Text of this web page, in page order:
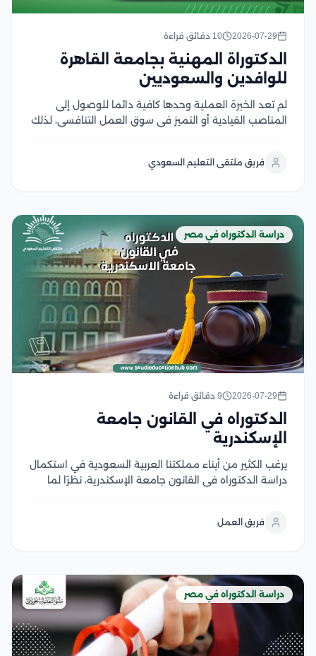
2026-07-29 10 دقائق قراءة
الدكتوراة المهنية بجامعة القاهرة
للوافدين والسعوديين
لم تعد الخبرة العملية وحدها كافية دائما للوصول إلى
المناصب القيادية أو التميز في سوق العمل التنافسي، لذلك
الجامعات العربية وأكثرها شهرة، وتوفر...
فريق ملتقى التعليم السعودي
دراسة الدكتوراه في مصر
2026-07-29 9 دقائق قراءة
الدكتوراه في القانون جامعة
الإسكندرية
يرغب الكثير من أبناء مملكتنا العربية السعودية في استكمال
دراسة الدكتوراه في القانون جامعة الإسكندرية، نظرًا لما
يُعد القانون من أهم...
فريق العمل
دراسة الدكتوراه في مصر